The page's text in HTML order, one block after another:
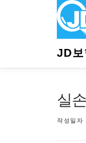
JD보
실
작성일자